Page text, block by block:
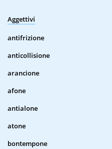
Aggettivi
antifrizione
anticollisione
arancione
afone
antialone
atone
bontempone